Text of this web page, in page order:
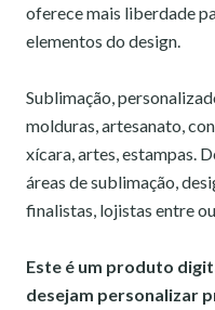
oferece mais liberdade
elementos do design.
Sublimação,
molduras, artesanato,
xícara, artes, estampas.
áreas de sublimação,
finalistas, lojistas entre
Este é um produto
desejam personalizar